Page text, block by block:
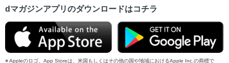
dマガジンアプリのダウンロードはコチラ
Appleのロゴ、App Storeは、米国もしくはその他の国や地域におけるApple Inc.の商標で